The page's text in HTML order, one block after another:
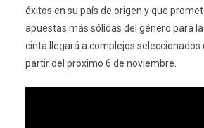
éxitos en su país de origen y que
apuestas más sólidas del género para
cinta llegará a complejos seleccionados
partir del próximo 6 de noviembre.